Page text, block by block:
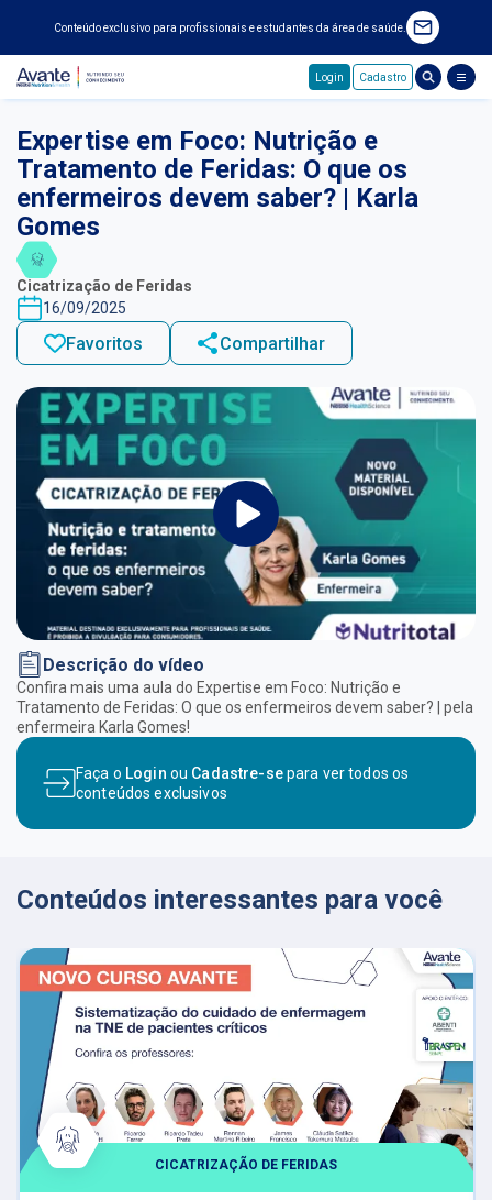
Conteúdo exclusivo para profissionais e estudantes da área de saúde.
Login Cadastro
Expertise em Foco: Nutrição e
Tratamento de Feridas: O que os
enfermeiros devem saber? | Karla
Gomes
Cicatrização de Feridas
16/09/2025
Favoritos Compartilhar
Descrição do vídeo
Confira mais uma aula do Expertise em Foco: Nutrição e
Tratamento de Feridas: O que os enfermeiros devem saber? | pela
enfermeira Karla Gomes!
Faça o Login ou Cadastre-separa ver todos os
conteúdos exclusivos
Conteúdos interessantes para você
CICATRIZAÇÃO DE FERIDAS